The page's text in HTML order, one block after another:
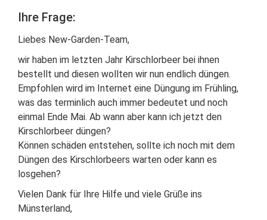
Ihre Frage:
Liebes New-Garden-Team,
wir haben im letzten Jahr Kirschlorbeer bei ihnen
bestellt und diesen wollten wir nun endlich düngen.
Empfohlen wird im Internet eine Düngung im Frühling,
was das terminlich auch immer bedeutet und noch
einmal Ende Mai. Ab wann aber kann ich jetzt den
Kirschlorbeer düngen?
Können schäden entstehen, sollte ich noch mit dem
Düngen des Kirschlorbeers warten oder kann es
losgehen?
Vielen Dank für Ihre Hilfe und viele Grüße ins
Münsterland,